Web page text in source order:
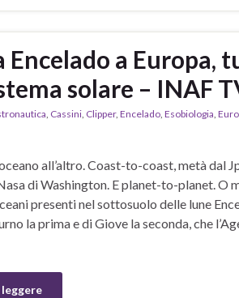
Encelado a Europa,
solare – INAF
, Cassini, Clipper, Encelado, Esobiologia,
all’altro. Coast-to-coast, metà dal
di Washington. E planet-to-planet. O
presenti nel sottosuolo delle lune
la prima e di Giove la seconda, che